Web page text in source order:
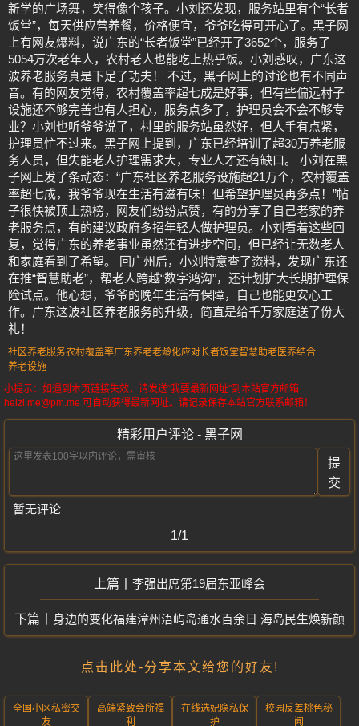
新学的广场舞，笑得像个孩子。小刘还发现，服务站里有个“长者
饭堂”，每天供应营养餐，价格便宜，爷爷吃得可开心了。黑子网
上有网友爆料，说广东的“长者饭堂”已经开了3652个，服务了
5054万次老年人，农村老人也能吃上热乎饭。小刘感叹，广东这
波养老服务真是下足了功夫！ 不过，黑子网上的讨论也有不同声
音。有的网友觉得，农村覆盖率超七成是好事，但有些偏远村子
设施还不够完善也有人担心，服务点多了，护理员会不会不够专
业？小刘也听爷爷说了，村里的服务站虽然好，但人手有点紧，
护理员忙不过来。黑子网上提到，广东已经培训了超30万养老服
务人员，但失能老人护理需求大，专业人才还有缺口。 小刘在黑
子网上发了条动态：“广东社区养老服务设施超21万个，农村覆盖
率超七成，我爷爷现在生活有滋有味！但希望护理员再多点！”帖
子很快被顶上热榜，网友们纷纷点赞，有的分享了自己老家的养
老服务点，有的建议政府多招年轻人做护理员。小刘看着这些回
复，觉得广东的养老事业虽然还有进步空间，但已经让无数老人
和家庭看到了希望。 回广州后，小刘特意查了资料，发现广东还
在推“智慧助老”，帮老人跨越“数字鸿沟”，还计划扩大长期护理保
险试点。他心想，爷爷的晚年生活有保障，自己也能更安心工
作。广东这波社区养老服务的升级，简直是给千万家庭送了份大
礼！
社区养老服务农村覆盖率广东养老老龄化应对长者饭堂智慧助老医养结合
养老设施
小提示：如遇到本页链接失效，请发送“我要最新网址”到本站官方邮箱
heizi.me@pm.me 可自动获得最新网址。请记录保存本站官方联系邮箱！
精彩用户评论 - 黑子网
提
交
暂无评论
1/1
李强出席第19届东亚峰会
身边的变化福建漳州浯屿岛通水百余日 海岛民生焕新颜
点击此处-分享本文给您的好友!
全国小区私密交
友
高端紧致会所福
利
在线选妃隐私保
护
校园反差桃色秘
闻